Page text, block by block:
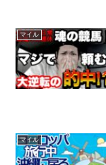
マイル
マイル